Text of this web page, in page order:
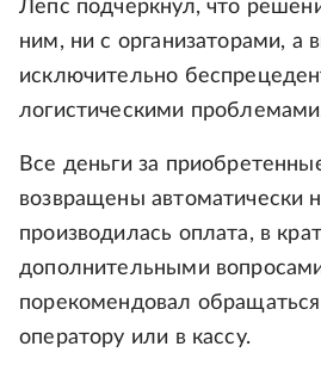
Лепс подчеркнул, что
ним, ни с организаторами, а
исключительно
логистическими
Все деньги за
возвращены автоматически
производилась оплата, в
дополнительными
порекомендовал
оператору или в кассу.